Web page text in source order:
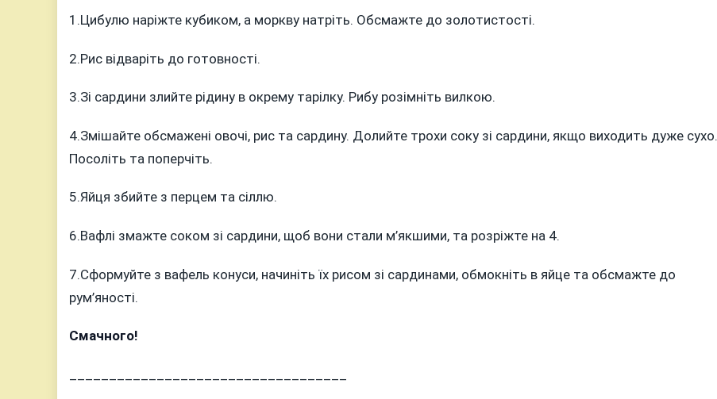
1.Цибулю наріжте кубиком, а моркву натріть. Обсмажте до золотистості.
2.Рис відваріть до готовності.
3.Зі сардини злийте рідину в окрему тарілку. Рибу розімніть вилкою.
4.Змішайте обсмажені овочі, рис та сардину. Долийте трохи соку зі сардини, якщо виходить дуже сухо.
Посоліть та поперчіть.
5.Яйця збийте з перцем та сіллю.
6.Вафлі змажте соком зі сардини, щоб вони стали м’якшими, та розріжте на 4.
7.Сформуйте з вафель конуси, начиніть їх рисом зі сардинами, обмокніть в яйце та обсмажте до
рум’яності.
Смачного!